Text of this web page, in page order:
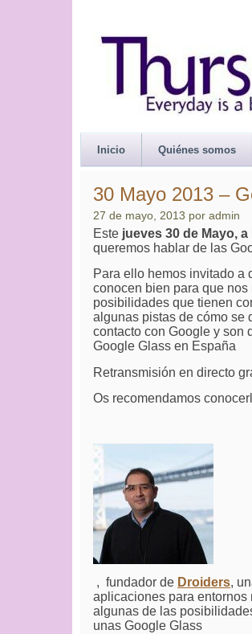
Inicio Quiénes somos
30 Mayo 2013 –
27 de mayo, 2013 por admin
Este jueves 30 de Mayo, a
queremos hablar de las
Para ello hemos invitado a
conocen bien para que
posibilidades que tienen
algunas pistas de cómo se
contacto con Google y son
Google Glass en España
Retransmisión en directo
Os recomendamos
, fundador de Droiders,
aplicaciones para
algunas de las
unas Google Glass